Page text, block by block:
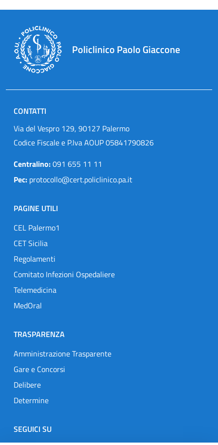
Policlinico Paolo Giaccone
CONTATTI
Via del Vespro 129, 90127 Palermo
Codice Fiscale e P.Iva AOUP 05841790826
Centralino:091 655 11 11
Pec: protocollo@cert.policlinico.pa.it
PAGINE UTILI
CEL Palermo1
CET Sicilia
Regolamenti
Comitato Infezioni Ospedaliere
Telemedicina
MedOral
TRASPARENZA
Amministrazione Trasparente
Gare e Concorsi
Delibere
Determine
SEGUICI SU